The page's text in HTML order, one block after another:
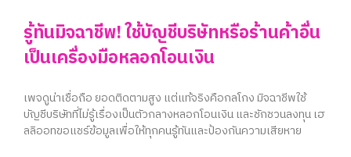
รู้ทันมิจฉาชีพ! ใช้บัญชีบริษัทหรือร้านค้าอื่น
เป็นเครื่องมือหลอกโอนเงิน
เพจดูน่าเชื่อถือ ยอดติดตามสูง แต่แท้จริงคือกลโกง มิจฉาชีพใช้
บัญชีบริษัทที่ไม่รู้เรื่องเป็นตัวกลางหลอกโอนเงิน และชักชวนลงทุน เฮ
ลลิออทขอแชร์ข้อมูลเพื่อให้ทุกคนรู้ทันและป้องกันความเสียหาย